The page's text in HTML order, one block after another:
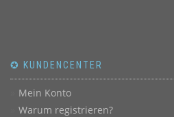
✪ KUNDENCENTER
Mein Konto
Warum registrieren?